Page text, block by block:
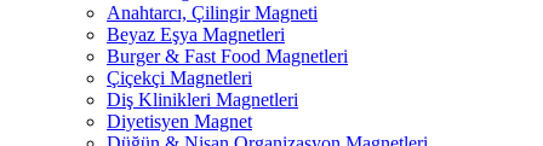
Anahtarcı, Çilingir Magneti
Beyaz Eşya Magnetleri
Burger & Fast Food Magnetleri
Çiçekçi Magnetleri
Diş Klinikleri Magnetleri
Diyetisyen Magnet